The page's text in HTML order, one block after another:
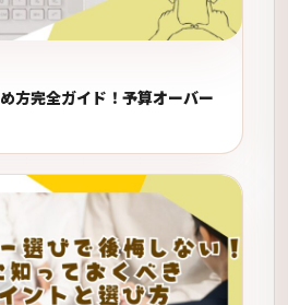
方完全ガイド！予算オーバー